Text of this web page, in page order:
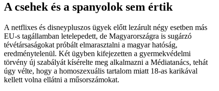
A csehek és a spanyolok sem értik
A netflixes és disneypluszos ügyek előtt lezárult négy esetben más
EU-s tagállamban letelepedett, de Magyarországra is sugárzó
tévétársaságokat próbált elmarasztalni a magyar hatóság,
eredménytelenül. Két ügyben kifejezetten a gyermekvédelmi
törvény új szabályát kísérelte meg alkalmazni a Médiatanács, tehát
úgy vélte, hogy a homoszexuális tartalom miatt 18-as karikával
kellett volna ellátni a műsorszámokat.